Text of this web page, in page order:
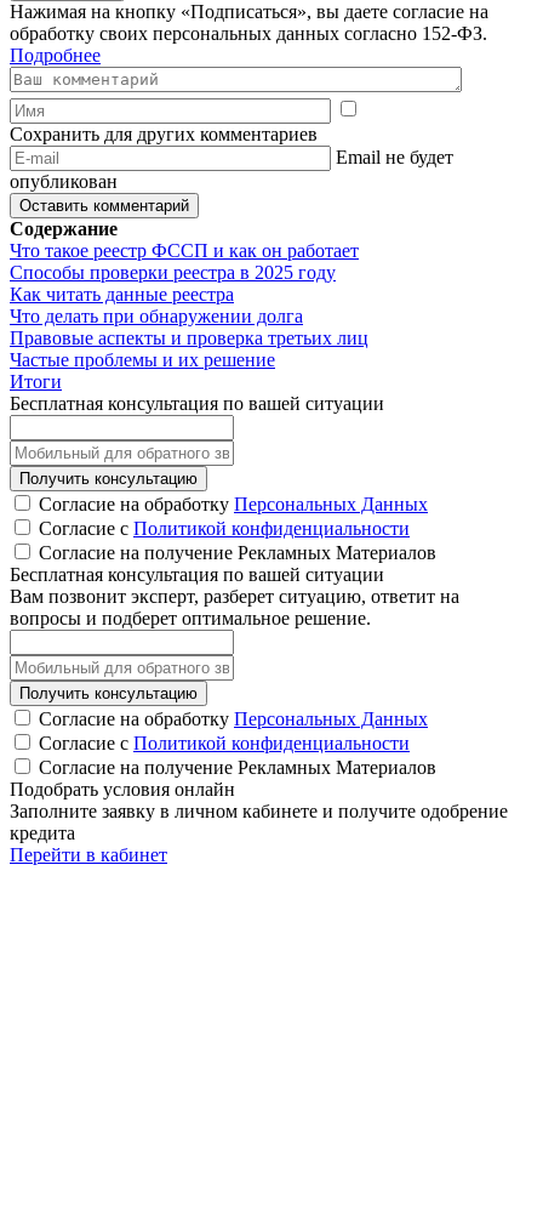
Нажимая на кнопку «Подписаться», вы даете согласие на
обработку своих персональных данных согласно 152-ФЗ.
Подробнее
Сохранить для других комментариев
Email не будет
опубликован
Содержание
Что такое реестр ФССП и как он работает
Способы проверки реестра в 2025 году
Как читать данные реестра
Что делать при обнаружении долга
Правовые аспекты и проверка третьих лиц
Частые проблемы и их решение
Итоги
Бесплатная консультация по вашей ситуации
Получить консультацию
Согласие на обработку Персональных Данных
Согласие с Политикой конфиденциальности
Согласие на получение Рекламных Материалов
Бесплатная консультация по вашей ситуации
Вам позвонит эксперт, разберет ситуацию, ответит на
вопросы и подберет оптимальное решение.
Получить консультацию
Согласие на обработку Персональных Данных
Согласие с Политикой конфиденциальности
Согласие на получение Рекламных Материалов
Подобрать условия онлайн
Заполните заявку в личном кабинете и получите одобрение
кредита
Перейти в кабинет